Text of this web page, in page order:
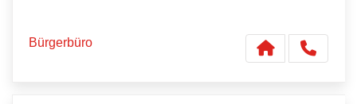
Bürgerbüro